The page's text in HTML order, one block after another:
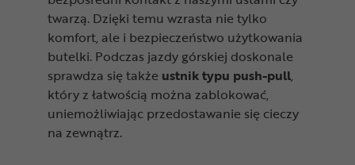
twarzą. Dzięki temu wzrasta nie tylko
komfort, ale i bezpieczeństwo użytkowania
butelki. Podczas jazdy górskiej doskonale
sprawdza się także ustnik typu push-pull,
który z łatwością można zablokować,
uniemożliwiając przedostawanie się cieczy
na zewnątrz.